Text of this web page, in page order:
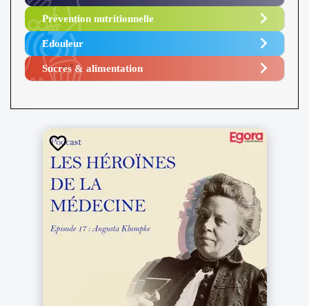
Prévention nutritionnelle
Edouleur​
Sucres & alimentation​